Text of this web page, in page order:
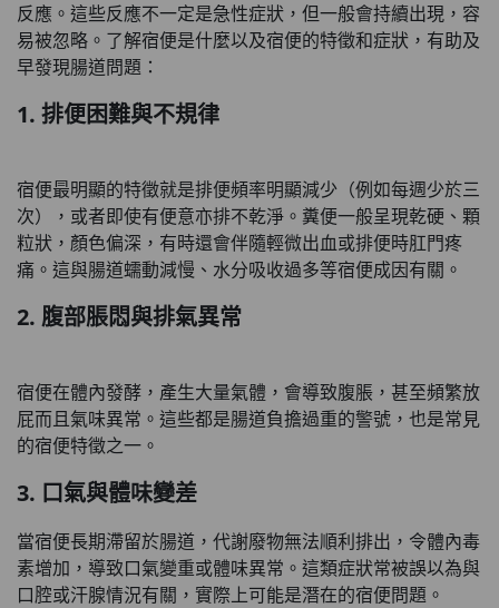
反應。這些反應不一定是急性症狀，但一般會持續出現，容
易被忽略。了解宿便是什麼以及宿便的特徵和症狀，有助及
早發現腸道問題：
1. 排便困難與不規律
宿便最明顯的特徵就是排便頻率明顯減少（例如每週少於三
次），或者即使有便意亦排不乾淨。糞便一般呈現乾硬、顆
粒狀，顏色偏深，有時還會伴隨輕微出血或排便時肛門疼
痛。這與腸道蠕動減慢、水分吸收過多等宿便成因有關。
2. 腹部脹悶與排氣異常
宿便在體內發酵，產生大量氣體，會導致腹脹，甚至頻繁放
屁而且氣味異常。這些都是腸道負擔過重的警號，也是常見
的宿便特徵之一。
3. 口氣與體味變差
當宿便長期滯留於腸道，代謝廢物無法順利排出，令體內毒
素增加，導致口氣變重或體味異常。這類症狀常被誤以為與
口腔或汗腺情況有關，實際上可能是潛在的宿便問題。